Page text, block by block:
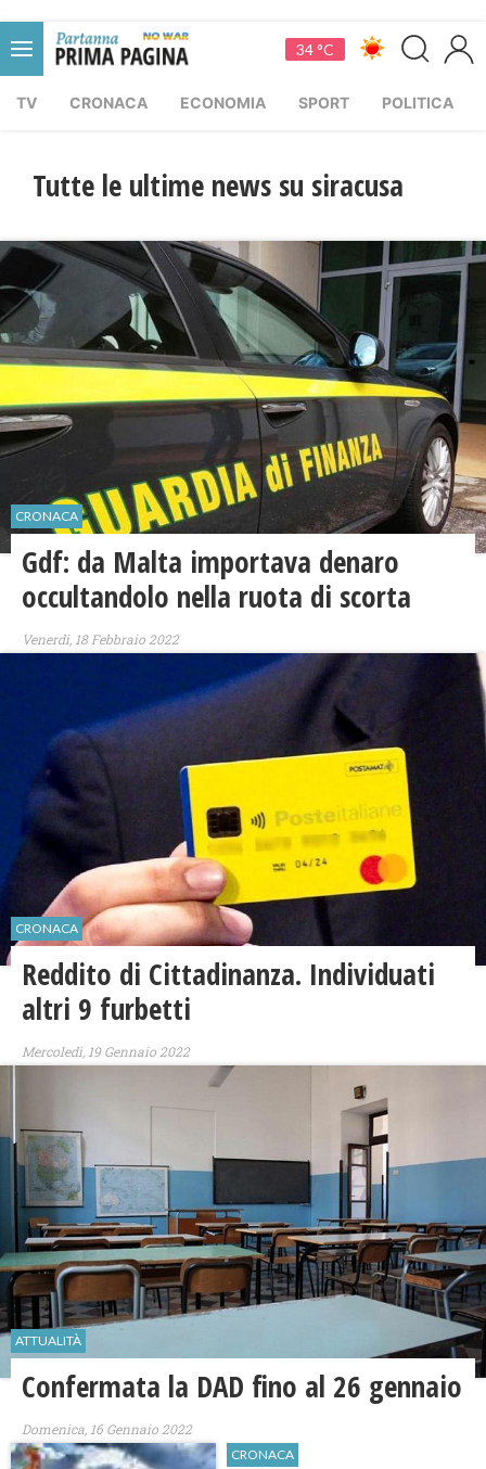
34 °C
TV CRONACA ECONOMIA SPORT POLITICA
Tutte le ultime news su siracusa
CRONACA
Gdf: da Malta importava denaro
occultandolo nella ruota di scorta
Venerdì, 18 Febbraio 2022
CRONACA
Reddito di Cittadinanza. Individuati
altri 9 furbetti
Mercoledì, 19 Gennaio 2022
ATTUALITÀ
Confermata la DAD fino al 26 gennaio
Domenica, 16 Gennaio 2022
CRONACA